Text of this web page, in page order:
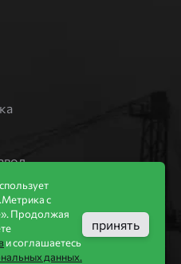
с
Продолжая
и соглашаетесь
данных.
принять